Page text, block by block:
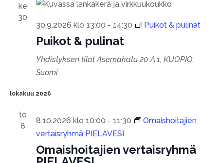
ke
30
Puikot & pulinat
30.9.2026 klo 13:00 - 14:30 Puikot & pulinat
Yhdistyksen tilatAsemakatu 20 A 1, KUOPIO,
Suomi
lokakuu 2026
to
8
Omaishoitajien vertaisryhmä
8.10.2026 klo 10:00 - 11:30
Omaishoitajien
vertaisryhmä PIELAVESI